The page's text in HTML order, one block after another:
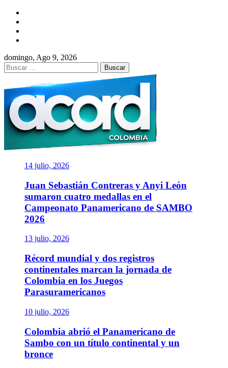
Saltar
contenido
domingo, Ago 9, 2026
Buscar:
Asociación de Periodistas Deportivos
14 julio, 2026
Juan Sebastián Contreras y Anyi León
sumaron cuatro medallas en el
Campeonato Panamericano de SAMBO
2026
13 julio, 2026
Récord mundial y dos registros
continentales marcan la jornada de
Colombia en los Juegos
Parasuramericanos
10 julio, 2026
Colombia abrió el Panamericano de
Sambo con un título continental y un
bronce